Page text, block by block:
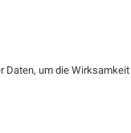
verbinden
Aufgaben
neue Empowerment
Daten, um die